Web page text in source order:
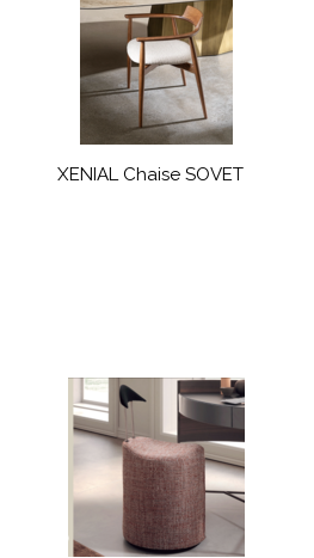
XENIAL Chaise SOVET